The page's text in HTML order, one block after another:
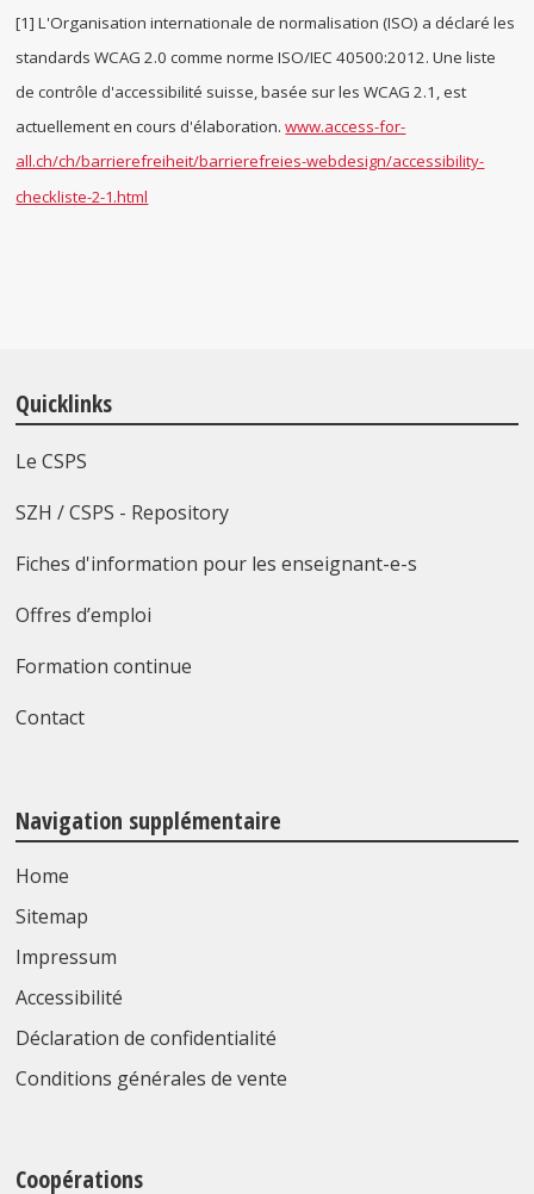
[1] L'Organisation internationale de normalisation (ISO) a déclaré les
standards WCAG 2.0 comme norme ISO/IEC 40500:2012. Une liste
de contrôle d'accessibilité suisse, basée sur les WCAG 2.1, est
actuellement en cours d'élaboration.www.access-for-
all.ch/ch/barrierefreiheit/barrierefreies-webdesign/accessibility-
checkliste-2-1.html
Quicklinks
Le CSPS
SZH / CSPS - Repository
Fiches d'information pour les enseignant-e-s
Offres d’emploi
Formation continue
Contact
Navigation supplémentaire
Home
Sitemap
Impressum
Accessibilité
Déclaration de confidentialité
Conditions générales de vente
Coopérations